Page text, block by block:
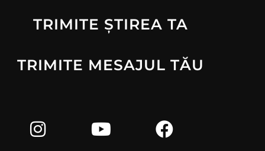
TRIMITE ȘTIREA TA
TRIMITE MESAJUL TĂU